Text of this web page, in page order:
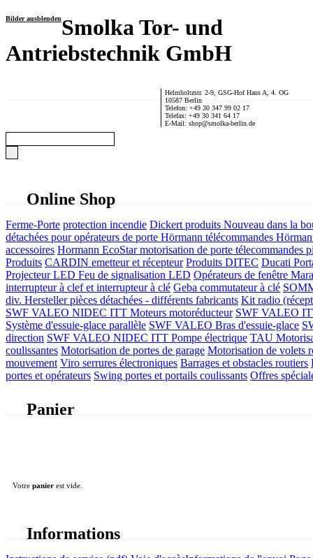
Bilder ausblendenSmolka Tor- und
Antriebstechnik GmbH
Helmholtzstr. 2-9, GSG-Hof Haus A, 4. OG
10587 Berlin
Telefon: +49 30 347 99 02 17
Telefax: +49 30 341 64 17
E-Mail: shop@smolka-berlin.de
Online Shop
Ferme-Porte protection incendie Dickert produits Nouveau dans la
détachées pour opérateurs de porte Hörmann télécommandes
accessoires Hormann EcoStar motorisation de porte télecommandes
Produits CARDIN emetteur et récepteur Produits DITEC Ducati
Projecteur LED Feu de signalisation LED Opérateurs de fenêtre
interrupteur à clef et interrupteur à clé Geba commutateur à clé
div. Herstellerpièces détachées - différents fabricants Kit radio
SWF VALEO NIDEC ITT Moteurs motoréducteur SWF VALEO
Système d'essuie-glace parallèle SWF VALEO Bras d'essuie-glace
direction SWF VALEO NIDEC ITT Pompe électrique TAU
coulissantes Motorisation de portes de garage Motorisation de volets
mouvement Viro serrures électroniques Barrages et obstacles routiers
portes et opérateurs Swing portes et portails coulissants Offres
Panier
Votre panier est vide.
Informations